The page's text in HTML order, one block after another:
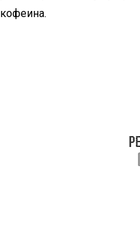
кофеина.